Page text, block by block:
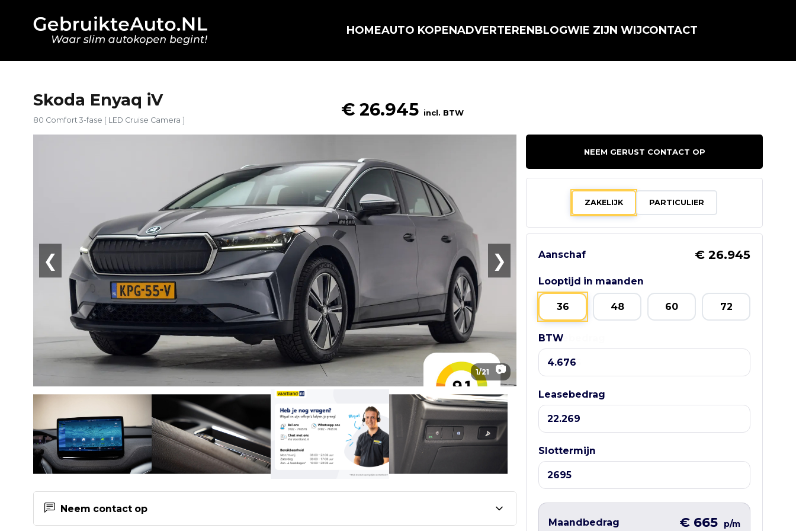
HOMEAUTO KOPENADVERTERENBLOGWIE ZIJN WIJCONTACT
Skoda Enyaq iV
80 Comfort 3-fase [ LED Cruise Camera ]
€ 26.945 incl. BTW
❮ ❯
1/21 📷
Neem contact op
NEEM GERUST CONTACT OP
ZAKELIJK PARTICULIER
Aanschaf € 26.945
Looptijd in maanden
36 48 60 72
BTW
Leasebedrag
Leasebedrag
Slottermijn
Maandbedrag € 665 p/m